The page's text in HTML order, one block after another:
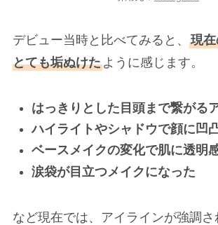
デビュー当時と比べてみると、 現
とても垢ぬけたように感じます。
はっきりとした目頭まで繋がる
ハイライトやシャドウで顔に凹
ベースメイクの変化で肌に透明
涙袋が目立つメイクになった
など現在では、アイラインが強調